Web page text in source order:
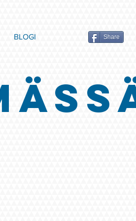
BLOGI Share